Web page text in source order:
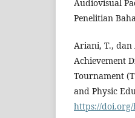
Audiovisual
Penelitian
Ariani, T., dan
Achievement
Tournament
and Physic
https://doi.org/